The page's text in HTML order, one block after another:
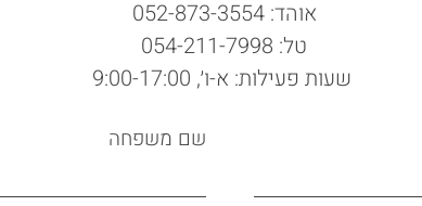
שם משפחה
אוהד: 052-873-3554
טל: 054-211-7998
שעות פעילות: א-ו׳, 9:00-17:00